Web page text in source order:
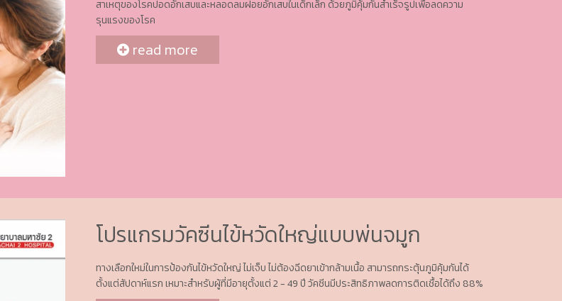
สาเหตุของโรคปอดอักเสบและหลอดลมฝอยอักเสบในเด็กเล็ก ด้วยภูมิคุ้มกันสำเร็จรูปเพื่อลดความ
รุนแรงของโรค
read more
โปรแกรมวัคซีนไข้หวัดใหญ่แบบพ่นจมูก
ทางเลือกใหม่ในการป้องกันไข้หวัดใหญ่ ไม่เจ็บ ไม่ต้องฉีดยาเข้ากล้ามเนื้อ สามารถกระตุ้นภูมิคุ้มกันได้
ตั้งแต่สัปดาห์แรก เหมาะสำหรับผู้ที่มีอายุตั้งแต่ 2 - 49 ปี วัคซีนมีประสิทธิภาพลดการติดเชื้อได้ถึง 88%